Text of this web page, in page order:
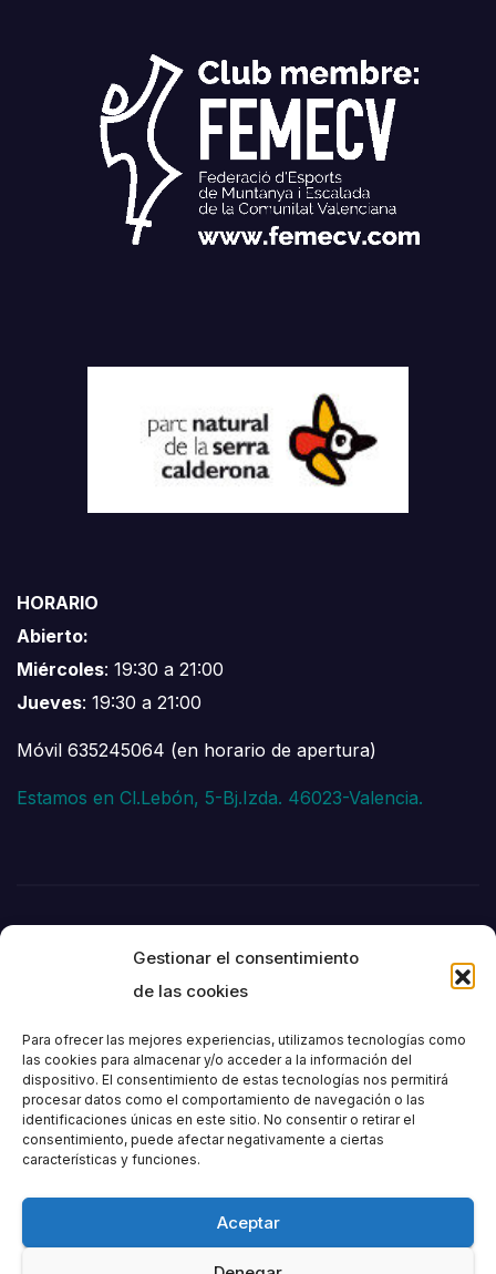
Gestionar el consentimiento
de las cookies
Para ofrecer las mejores experiencias, utilizamos tecnologías como
las cookies para almacenar y/o acceder a la información del
dispositivo. El consentimiento de estas tecnologías nos permitirá
procesar datos como el comportamiento de navegación o las
identificaciones únicas en este sitio. No consentir o retirar el
consentimiento, puede afectar negativamente a ciertas
características y funciones.
Aceptar
HORARIO
Abierto:
Miércoles: 19:30 a 21:00
Jueves: 19:30 a 21:00
Móvil 635245064 (en horario de apertura)
Estamos en Cl.Lebón, 5-Bj.Izda. 46023-Valencia.
Societat
Excursionista de
València